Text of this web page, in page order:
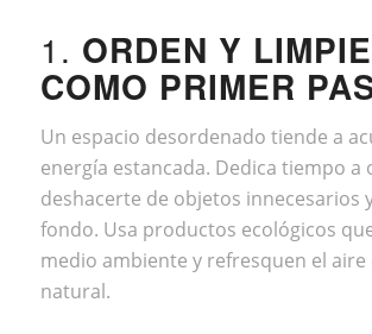
1. ORDEN Y
COMO PRIMER
Un espacio desordenado tiende a
energía estancada. Dedica tiempo a
deshacerte de objetos innecesarios
fondo. Usa productos ecológicos
medio ambiente y refresquen el aire
natural.